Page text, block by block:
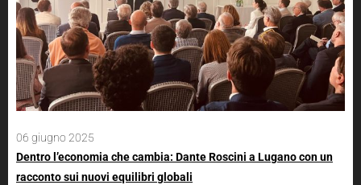
06 giugno 2025
Dentro l’economia che cambia: Dante Roscini a Lugano con un
racconto sui nuovi equilibri globali